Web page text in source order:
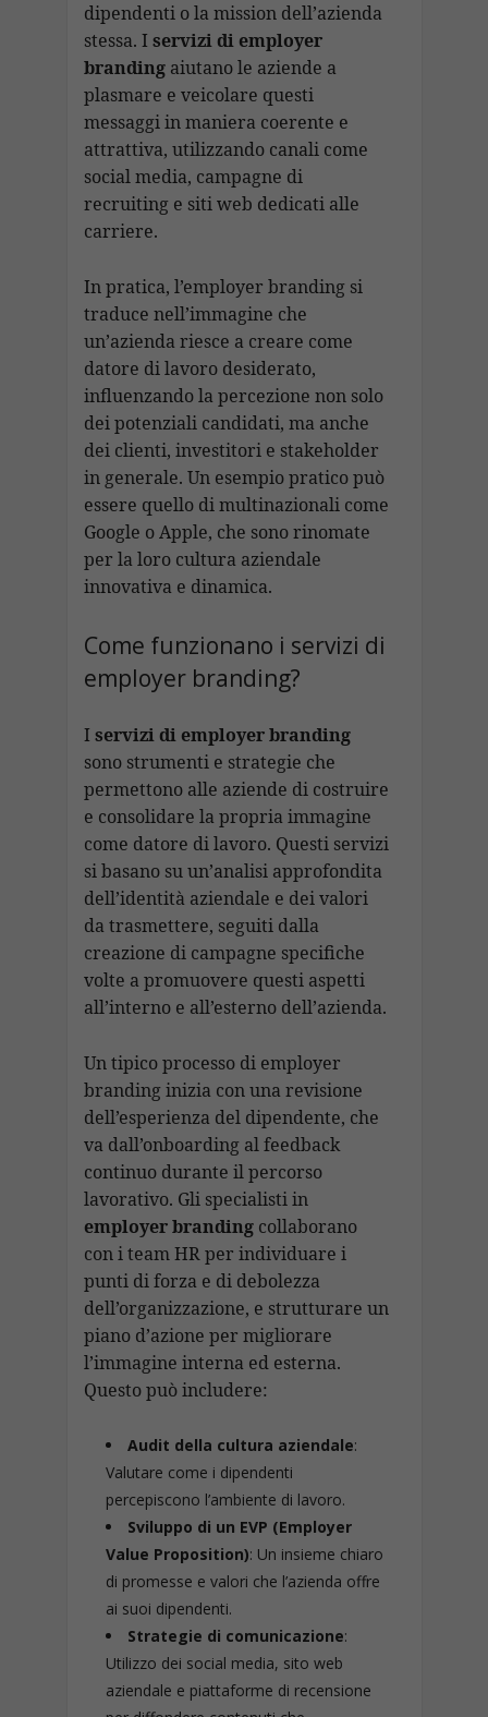
dipendenti o la mission dell’azienda
stessa. I servizi di employer
brandingaiutano le aziende a
plasmare e veicolare questi
messaggi in maniera coerente e
attrattiva, utilizzando canali come
social media, campagne di
recruiting e siti web dedicati alle
carriere.
In pratica, l’employer branding si
traduce nell’immagine che
un’azienda riesce a creare come
datore di lavoro desiderato,
influenzando la percezione non solo
dei potenziali candidati, ma anche
dei clienti, investitori e stakeholder
in generale. Un esempio pratico può
essere quello di multinazionali come
Google o Apple, che sono rinomate
per la loro cultura aziendale
innovativa e dinamica.
Come funzionano i servizi di
employer branding?
I servizi di employer branding
sono strumenti e strategie che
permettono alle aziende di costruire
e consolidare la propria immagine
come datore di lavoro. Questi servizi
si basano su un’analisi approfondita
dell’identità aziendale e dei valori
da trasmettere, seguiti dalla
creazione di campagne specifiche
volte a promuovere questi aspetti
all’interno e all’esterno dell’azienda.
Un tipico processo di employer
branding inizia con una revisione
dell’esperienza del dipendente, che
va dall’onboarding al feedback
continuo durante il percorso
lavorativo. Gli specialisti in
employer brandingcollaborano
con i team HR per individuare i
punti di forza e di debolezza
dell’organizzazione, e strutturare un
piano d’azione per migliorare
l’immagine interna ed esterna.
Questo può includere:
Audit della cultura aziendale:
Valutare come i dipendenti
percepiscono l’ambiente di lavoro.
Sviluppo di un EVP (Employer
Value Proposition): Un insieme chiaro
di promesse e valori che l’azienda offre
ai suoi dipendenti.
Strategie di comunicazione:
Utilizzo dei social media, sito web
aziendale e piattaforme di recensione